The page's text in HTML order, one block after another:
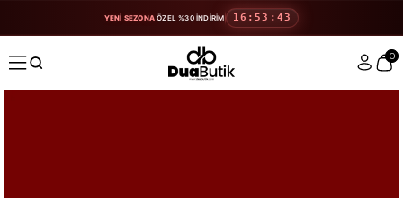
YENİ SEZONAÖZEL %30 İNDİRİM 16:53:42
0